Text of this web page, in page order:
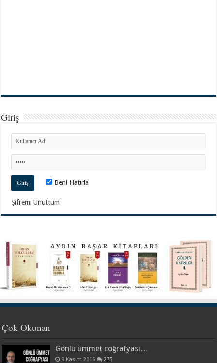
Giriş
Beni Hatırla
Şifremi Unuttum
Çok Okunan
Gönlü ümmet coğrafyası…
9 Kasım 2016 275